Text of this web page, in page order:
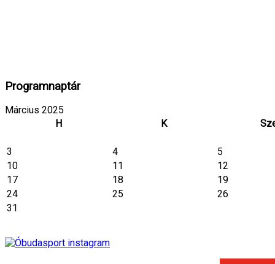
Programnaptár
Március 2025
H
K
3 4
5
10
11
12
17
18
19
24
25
26
31